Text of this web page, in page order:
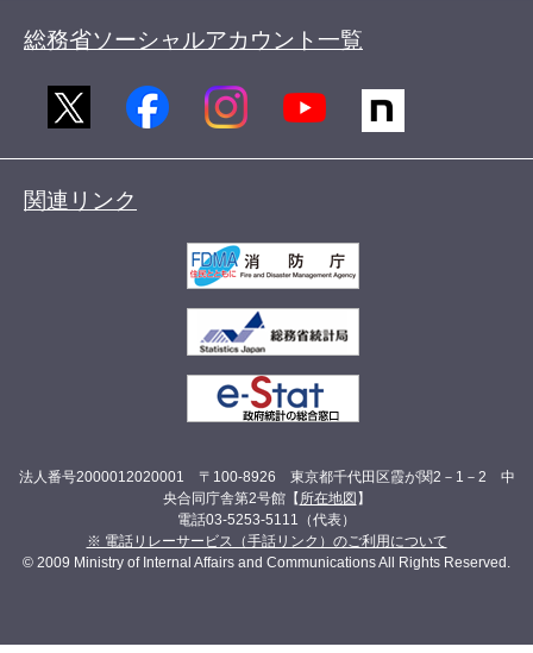
総務省ソーシャルアカウント一覧
関連リンク
法人番号2000012020001 〒100-8926 東京都千代田区霞が関2－1－2 中
央合同庁舎第2号館【 所在地図 】
電話03-5253-5111（代表）
※ 電話リレーサービス（手話リンク）のご利用について
© 2009 Ministry of Internal Affairs and Communications All Rights Reserved.